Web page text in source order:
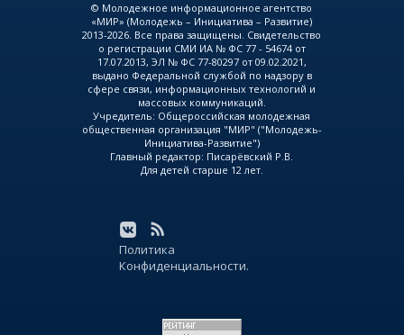
© Молодежное информационное агентство
«МИР» (Молодежь – Инициатива – Развитие)
2013-2026. Все права защищены. Свидетельство
о регистрации СМИ ИА № ФС 77 - 54674 от
17.07.2013, ЭЛ № ФС 77-80297 от 09.02.2021,
выдано Федеральной службой по надзору в
сфере связи, информационных технологий и
массовых коммуникаций.
Учредитель: Общероссийская молодежная
общественная организация "МИР" ("Молодежь-
Инициатива-Развитие")
Главный редактор: Писарёвский Р.В.
Для детей старше 12 лет.
Политика
Конфиденциальности.